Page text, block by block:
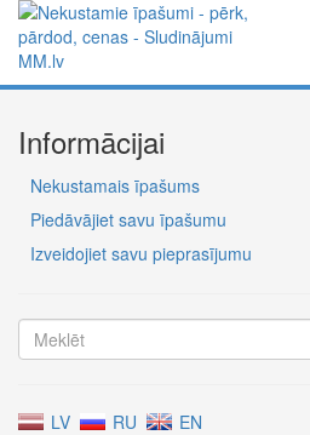
Informācijai
Nekustamais īpašums
Piedāvājiet savu īpašumu
Izveidojiet savu pieprasījumu
LV RU EN